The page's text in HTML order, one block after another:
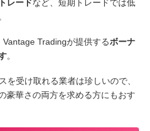
レードなど、短期トレードでは低
Tradingが提供するボーナ
。
を受け取れる業者は珍しいので、
豪華さの両方を求める方にもおす